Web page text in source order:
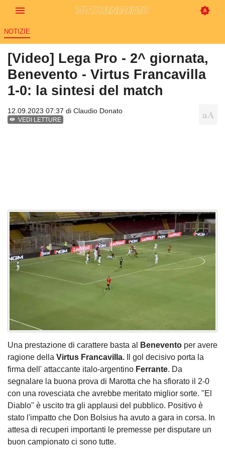
NOTIZIE
[Video] Lega Pro - 2^ giornata,
Benevento - Virtus Francavilla
1-0: la sintesi del match
12.09.2023 07:37 di Claudio Donato
VEDI LETTURE
Una prestazione di carattere basta al Benevento per avere
ragione della Virtus Francavilla. Il gol decisivo porta la
firma dell' attaccante italo-argentino Ferrante. Da
segnalare la buona prova di Marotta che ha sfiorato il 2-0
con una rovesciata che avrebbe meritato miglior sorte. "El
Diablo" è uscito tra gli applausi del pubblico. Positivo è
stato l'impatto che Don Bolsius ha avuto a gara in corsa. In
attesa di recuperi importanti le premesse per disputare un
buon campionato ci sono tutte.